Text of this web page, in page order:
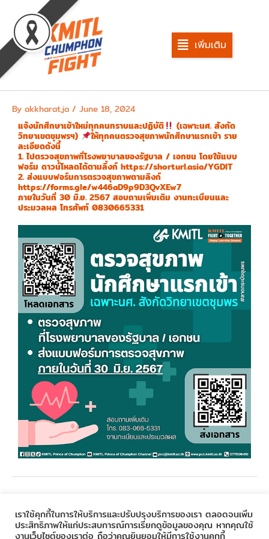
content
เพิ่มเติม
By akkharat.ja / June 18, 2024
แจ้งนักศึกษาเข้าใหม่ทุกคนทราบและปฏิบัติ
(เฉพาะนศ. สังกัด
วิทยาเขตชุมพรฯ) ให้ทุกคนตรวจสุขภาพนักศึกษาแรกเข้า ราย
ละเอียดดังนี้
1. ไปตรวจสุขภาพที่โรงพยาบาลของรัฐบาล / เอกชน โดยใช้แบบ
ฟอร์ม ดาวน์โหลดได้ตามลิ้งก์ https://shorturl.asia/YGDIT
2. ส่งแบบฟอร์มการตรวจสุขภาพตามลิงก์
https://forms.gle/w446aD9p9D3QvXEw7
ภายในวันที่ 30 มิ.ย. 2567 สอบถามเพิ่มเติม งานทะเบียนและ
ประมวลผล โทรศัพท์ 0830665331
เราใช้คุกกี้ในการให้บริการและปรับปรุงบริการของเรา ตลอดจนเพิ่ม
ประสิทธิภาพให้แก่ประสบการณ์การเรียกดูข้อมูลของคุณ หากคุณใช้
งานเว็บไซต์ของเราต่อ ถือว่าคุณยินยอมให้มีการใช้งานคุกกี้